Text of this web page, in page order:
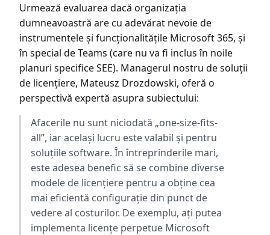
Urmează evaluarea dacă organizația
dumneavoastră are cu adevărat nevoie de
instrumentele și funcționalitățile Microsoft 365, și
în special de Teams (care nu va fi inclus în noile
planuri specifice SEE). Managerul nostru de soluții
de licențiere, Mateusz Drozdowski, oferă o
perspectivă expertă asupra subiectului:
Afacerile nu sunt niciodată „one-size-fits-
all”, iar același lucru este valabil și pentru
soluțiile software. În întreprinderile mari,
este adesea benefic să se combine diverse
modele de licențiere pentru a obține cea
mai eficientă configurație din punct de
vedere al costurilor. De exemplu, ați putea
implementa licențe perpetue Microsoft